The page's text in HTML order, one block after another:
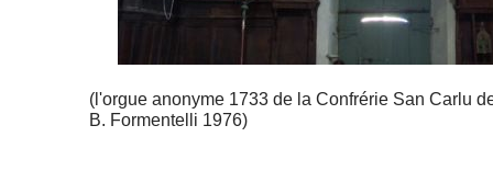
(l'orgue anonyme 1733 de la Confrérie San Carlu
B. Formentelli 1976)